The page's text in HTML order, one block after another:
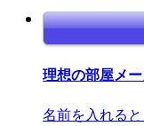
理想の部屋メ
名前を入れる